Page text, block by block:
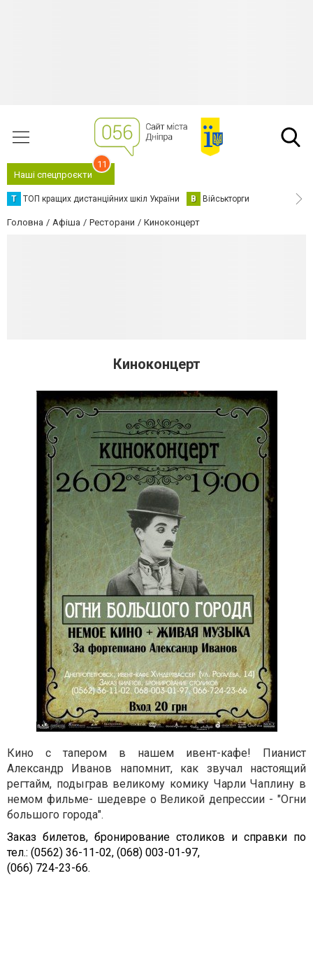
Наші спецпроєкти
11
Т ТОП кращих дистанційних шкіл України В Військторги
Головна Афіша Ресторани Киноконцерт
Киноконцерт
Кино с тапером в нашем ивент-кафе! Пианист
Александр Иванов напомнит, как звучал настоящий
регтайм, подыграв великому комику Чарли Чаплину в
немом фильме- шедевре о Великой депрессии - "Огни
большого города".
Заказ билетов, бронирование столиков и справки по
тел.: (0562) 36-11-02, (068) 003-01-97,
(066) 724-23-66.